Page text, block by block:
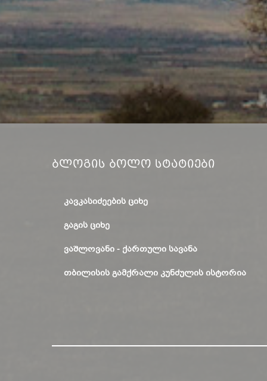
Ბლოგის Ბოლო Სტატიები
ᲙᲐᲕᲙᲐᲡᲘᲫᲔᲔᲑᲘᲡ ᲪᲘᲮᲔ
ᲒᲐᲒᲘᲡ ᲪᲘᲮᲔ
ᲕᲐᲨᲚᲝᲕᲐᲜᲘ - ᲥᲐᲠᲗᲣᲚᲘ ᲡᲐᲕᲐᲜᲐ
ᲗᲑᲘᲚᲘᲡᲘᲡ ᲒᲐᲛᲥᲠᲐᲚᲘ ᲙᲣᲜᲫᲣᲚᲘᲡ ᲘᲡᲢᲝᲠᲘᲐ